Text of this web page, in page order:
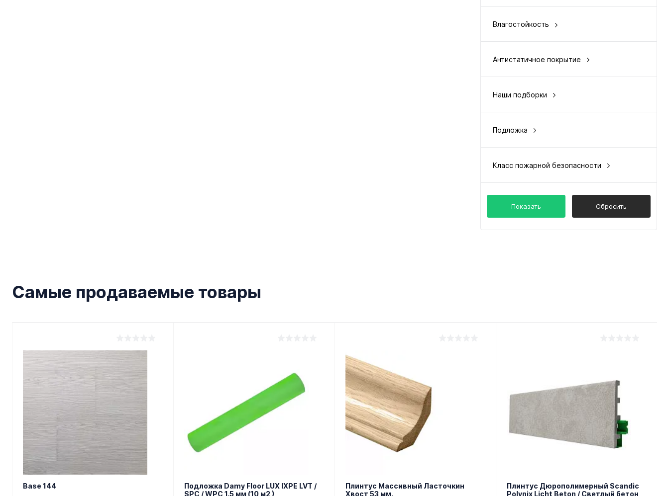
Влагостойкость
Антистатичное покрытие
Наши подборки
Подложка
Класс пожарной безопасности
Показать Сбросить
Самые продаваемые товары
Base 144
Подложка Damy Floor LUX IXPE LVT /
SPC / WPC 1.5 мм (10 м2 )
Плинтус Массивный Ласточкин
Хвост 53 мм.
Плинтус Дюрополимерный Scandic
Polynix Licht Beton / Светлый бетон